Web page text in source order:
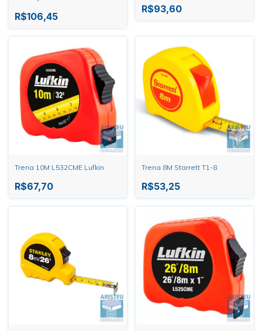
R$106,45
R$93,60
Trena 10M L532CME Lufkin
R$67,70
Trena 8M Starrett T1-8
R$53,25